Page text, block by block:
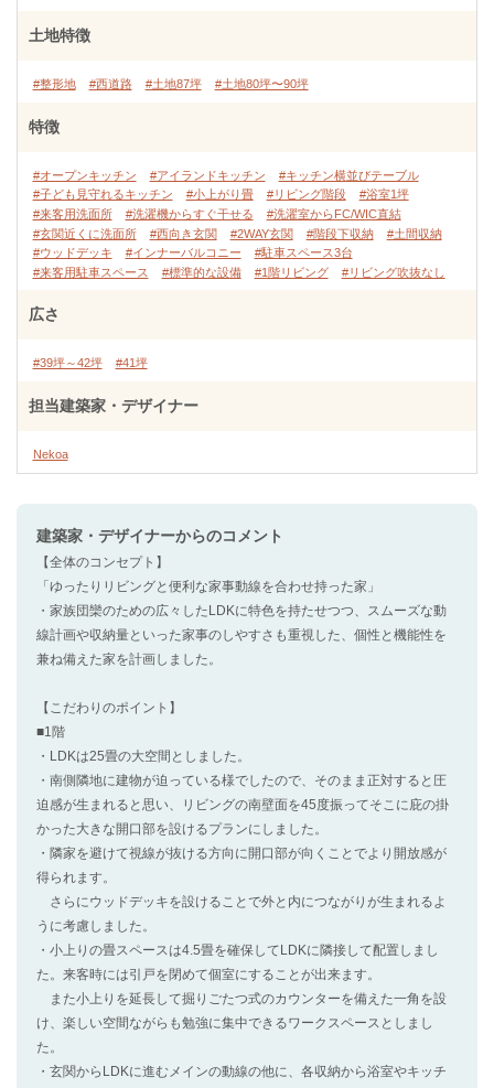
土地特徴
#整形地 #西道路 #土地87坪 #土地80坪〜90坪
特徴
#オープンキッチン #アイランドキッチン
#キッチン横並びテーブル
#子ども見守れるキッチン
#小上がり畳 #リビング階段
#浴室1坪
#来客用洗面所
#洗濯機からすぐ干せる
#洗濯室からFC/WIC直結
#玄関近くに洗面所
#西向き玄関 #2WAY玄関 #階段下収納
#土間収納
#ウッドデッキ
#インナーバルコニー
#駐車スペース3台
#来客用駐車スペース
#標準的な設備 #1階リビング #リビング吹抜なし
広さ
#39坪～42坪 #41坪
担当建築家・デザイナー
Nekoa
建築家・デザイナーからのコメント
【全体のコンセプト】
「ゆったりリビングと便利な家事動線を合わせ持った家」
・家族団欒のための広々したLDKに特色を持たせつつ、スムーズな動
線計画や収納量といった家事のしやすさも重視した、個性と機能性を
兼ね備えた家を計画しました。
【こだわりのポイント】
■1階
・LDKは25畳の大空間としました。
・南側隣地に建物が迫っている様でしたので、そのまま正対すると圧
迫感が生まれると思い、リビングの南壁面を45度振ってそこに庇の掛
かった大きな開口部を設けるプランにしました。
・隣家を避けて視線が抜ける方向に開口部が向くことでより開放感が
得られます。
さらにウッドデッキを設けることで外と内につながりが生まれるよ
うに考慮しました。
・小上りの畳スペースは4.5畳を確保してLDKに隣接して配置しまし
た。来客時には引戸を閉めて個室にすることが出来ます。
また小上りを延長して掘りごたつ式のカウンターを備えた一角を設
け、楽しい空間ながらも勉強に集中できるワークスペースとしまし
た。
・玄関からLDKに進むメインの動線の他に、各収納から浴室やキッチ